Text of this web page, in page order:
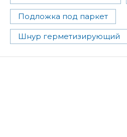
Подложка под паркет
Шнур герметизирующий